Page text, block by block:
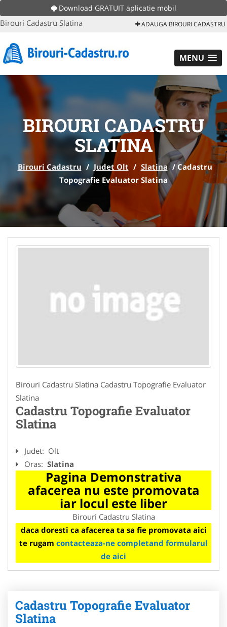
Download GRATUIT aplicatie mobil
Birouri Cadastru Slatina ADAUGA BIROURI CADASTRU
MENU
BIROURI CADASTRU
SLATINA
Birouri Cadastru / Judet Olt / Slatina /Cadastru
Topografie Evaluator Slatina
Birouri Cadastru Slatina Cadastru Topografie Evaluator
Slatina
Cadastru Topografie Evaluator
Slatina
Judet: Olt
Oras: Slatina
Pagina Demonstrativa
afacerea nu este promovata
iar locul este liber
Birouri Cadastru Slatina
daca doresti ca afacerea ta sa fie promovata aici
te rugam contacteaza-ne completand formularul
de aici
Cadastru Topografie Evaluator
Slatina